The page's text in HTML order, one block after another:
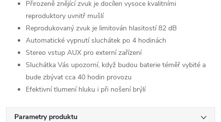
Přirozeně znějící zvuk je docílen vysoce kvalitními
reproduktory uvnitř mušlí
Reprodukovaný zvuk je limitován hlasitostí 82 dB
Automatické vypnutí sluchátek po 4 hodinách
Stereo vstup AUX pro externí zařízení
Sluchátka Vás upozorní, když budou baterie téměř vybité a
bude zbývat cca 40 hodin provozu
Efektivní tlumení hluku i při nošení brýlí
Parametry produktu